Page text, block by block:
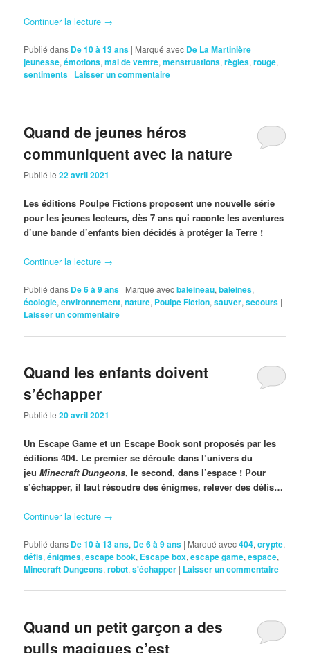
Continuer la lecture →
Publié dans De 10 à 13 ans | Marqué avec De La Martinière
jeunesse,émotions,mal de ventre,menstruations,règles,rouge,
sentiments | Laisser un commentaire
Quand de jeunes héros
communiquent avec la nature
Publié le22 avril 2021
Les éditions Poulpe Fictions proposent une nouvelle série
pour les jeunes lecteurs, dès 7 ans qui raconte les aventures
d’une bande d’enfants bien décidés à protéger la Terre !
Continuer la lecture →
Publié dans De 6 à 9 ans | Marqué avecbaleineau,baleines,
écologie,environnement,nature, Poulpe Fiction,sauver,secours |
Laisser un commentaire
Quand les enfants doivent
s’échapper
Publié le20 avril 2021
Un Escape Game et un Escape Book sont proposés par les
éditions 404. Le premier se déroule dans l’univers du
jeuMinecraft Dungeons, le second, dans l’espace ! Pour
s’échapper, il faut résoudre des énigmes, relever des défis…
Continuer la lecture →
Publié dans De 10 à 13 ans, De 6 à 9 ans | Marqué avec404,crypte,
défis,énigmes,escape book, Escape box,escape game,espace,
Minecraft Dungeons,robot,s'échapper | Laisser un commentaire
Quand un petit garçon a des
pulls magiques c’est